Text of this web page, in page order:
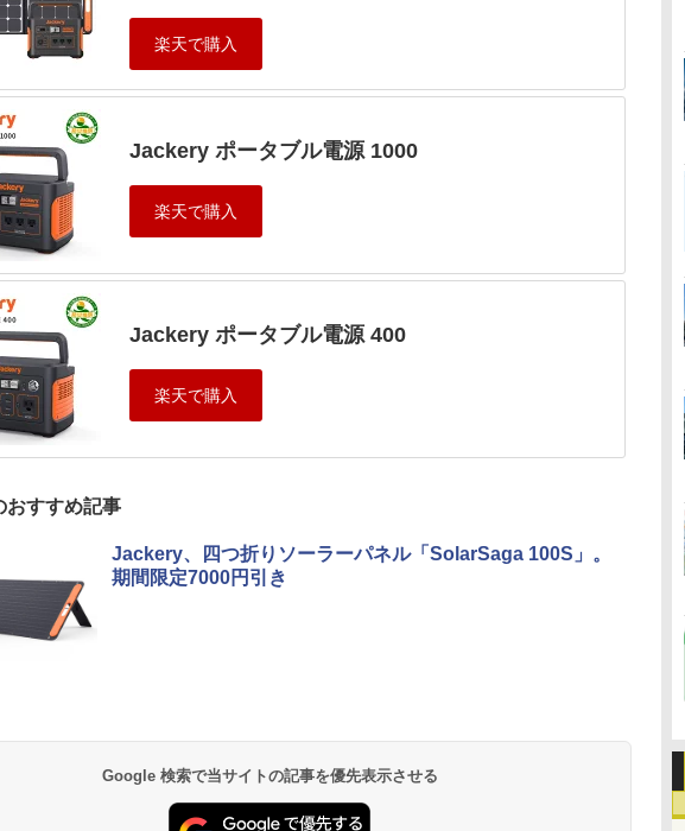
Jackery ポータブル電源 1000
Jackery ポータブル電源 400
おすすめ記事
Jackery、四つ折りソーラーパネル「SolarSaga 100S」。
期間限定7000円引き
Google 検索で当サイトの記事を優先表示させる